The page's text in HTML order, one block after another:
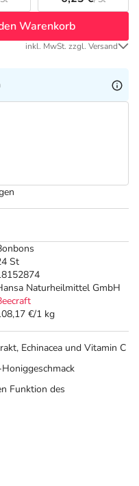
St
Naturheilmittel GmbH
€/1 kg
Warenkorb
inkl. MwSt. zzgl. Versand
Echinacea und Vitamin C
Funktion des